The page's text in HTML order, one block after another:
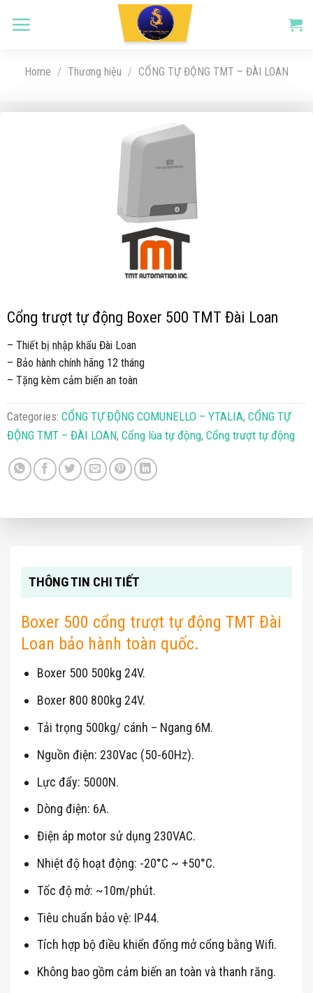
Home / Thương hiệu / CỔNG TỰ ĐỘNG TMT – ĐÀI LOAN
Cổng trượt tự động Boxer 500 TMT Đài Loan
– Thiết bị nhập khẩu Đài Loan
– Bảo hành chính hãng 12 tháng
– Tặng kèm cảm biến an toàn
Categories: CỔNG TỰ ĐỘNG COMUNELLO – YTALIA, CỔNG TỰ
ĐỘNG TMT – ĐÀI LOAN, Cổng lùa tự động, Cổng trượt tự động
THÔNG TIN CHI TIẾT
Boxer 500 cổng trượt tự động TMT Đài
Loan bảo hành toàn quốc.
Boxer 500 500kg 24V.
Boxer 800 800kg 24V.
Tải trọng 500kg/ cánh – Ngang 6M.
Nguồn điện: 230Vac (50-60Hz).
Lực đẩy: 5000N.
Dòng điện: 6A.
Điện áp motor sử dụng 230VAC.
Nhiệt độ hoạt động: -20°C ~ +50°C.
Tốc độ mở: ~10m/phút.
Tiêu chuẩn bảo vệ: IP44.
Tích hợp bộ điều khiển đống mở cổng bằng Wifi.
Không bao gồm cảm biến an toàn và thanh răng.